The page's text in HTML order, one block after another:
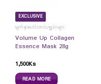
EXCLUSIVE
မျက်နှာပေါင်းတင်ပစ္စည်းများ
Volume Up Collagen
Essence Mask 28g
1,500Ks
READ MORE